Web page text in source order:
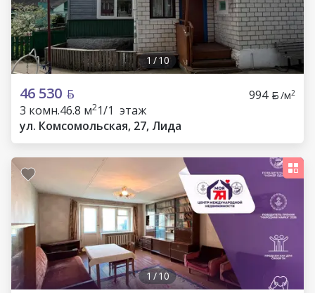
1 /10
46 530 994 /м2
3 комн.46.8 м21/1 этаж
ул. Комсомольская, 27, Лида
1 /10